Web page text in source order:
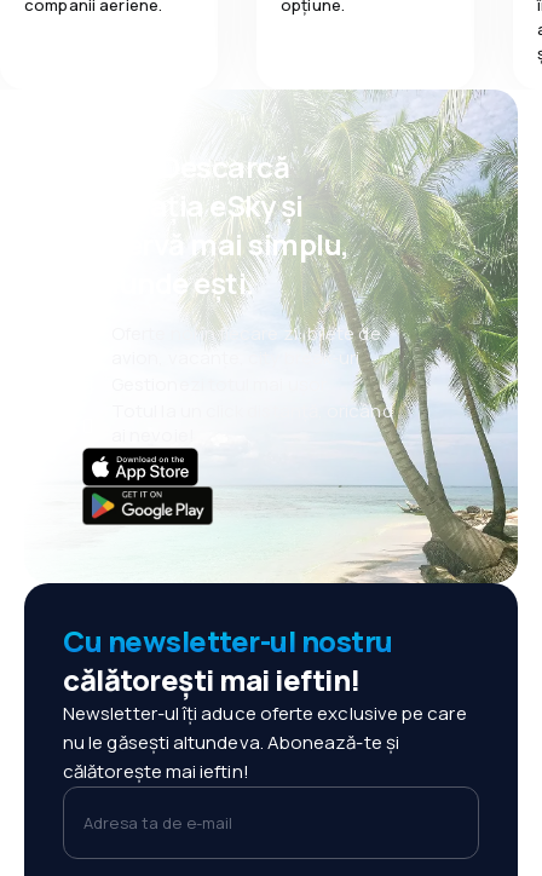
la clasa Economy pot alege dintre mai multe filme și
fi utilizate căști standard; la Business Class și
Premium Economy Class, acestea sunt disponibile
Compania aeriană oferă, de asemenea, posibilitatea
de a utiliza programul de loialitate Mileage Plan.
companii aeriene.
opțiune.
Psst! Descarcă
aplicația eSky și
rezervă mai simplu,
oriunde ești.
Oferte noi în fiecare zi: bilete de
avion, vacanțe, city break-uri
Totul la un click distanță, oricând
Cu newsletter-ul nostru
călătorești mai ieftin!
Newsletter-ul îți aduce oferte exclusive pe care
nu le găsești altundeva. Abonează-te și
călătorește mai ieftin!
Adresa ta de e-mail